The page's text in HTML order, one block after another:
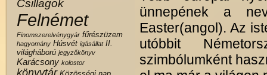
Csillagok
Felnémet
Finomszerelvénygyár fűrészüzem
hagyomány Húsvét igásállat II.
világháború jegyzőkönyv
Karácsony kolostor
könyvtár
ünnepének a
Easter(angol). Az
utóbbit
szimbólumként